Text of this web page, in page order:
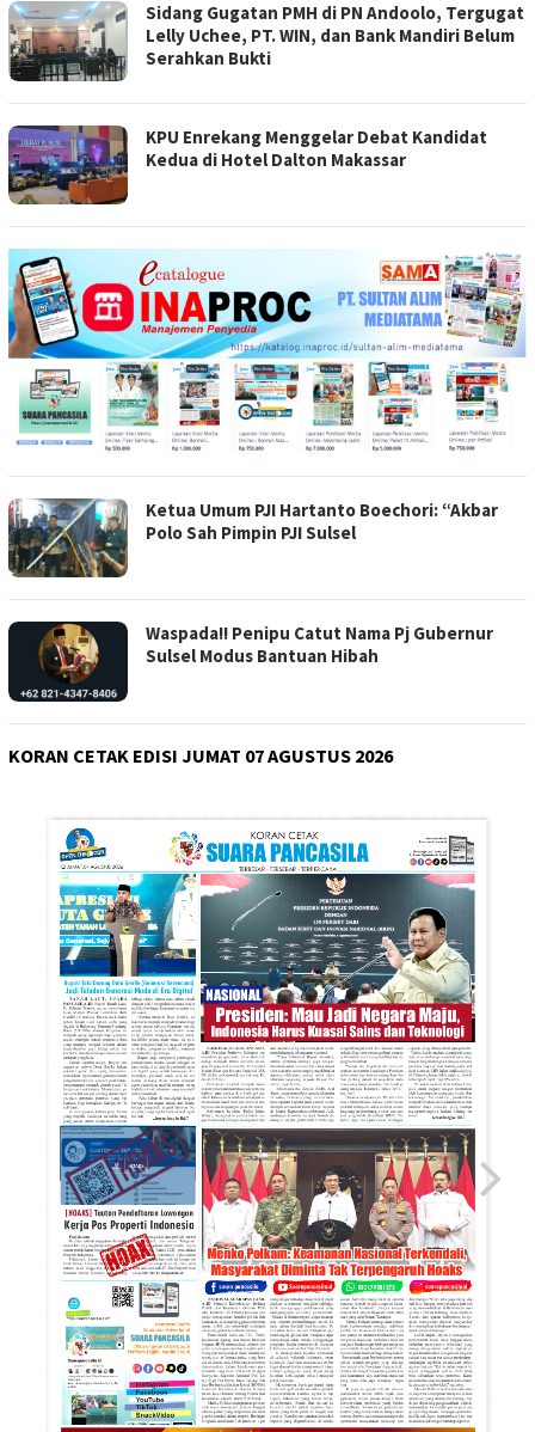
Sidang Gugatan PMH di PN Andoolo, Tergugat
Lelly Uchee, PT. WIN, dan Bank Mandiri Belum
Serahkan Bukti
KPU Enrekang Menggelar Debat Kandidat
Kedua di Hotel Dalton Makassar
Ketua Umum PJI Hartanto Boechori: “Akbar
Polo Sah Pimpin PJI Sulsel
Waspada!! Penipu Catut Nama Pj Gubernur
Sulsel Modus Bantuan Hibah
KORAN CETAK EDISI JUMAT 07 AGUSTUS 2026